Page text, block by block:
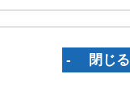
‐ 閉じる